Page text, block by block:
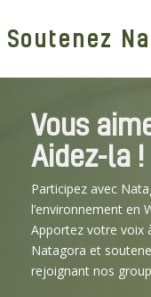
Soutenez
Vous
Aidez-la !
Participez avec
l’environnement en
Apportez votre voix
Natagora et
rejoignant nos